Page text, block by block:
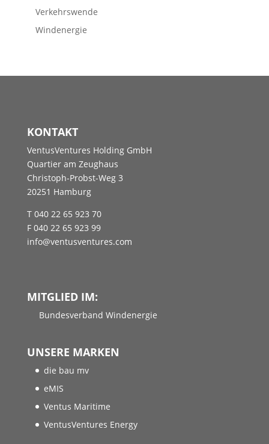
Verkehrswende
Windenergie
KONTAKT
VentusVentures Holding GmbH
Quartier am Zeughaus
Christoph-Probst-Weg 3
20251 Hamburg
T 040 22 65 923 70
F 040 22 65 923 99
info@ventusventures.com
MITGLIED IM:
Bundesverband Windenergie
UNSERE MARKEN
die bau mv
eMIS
Ventus Maritime
VentusVentures Energy